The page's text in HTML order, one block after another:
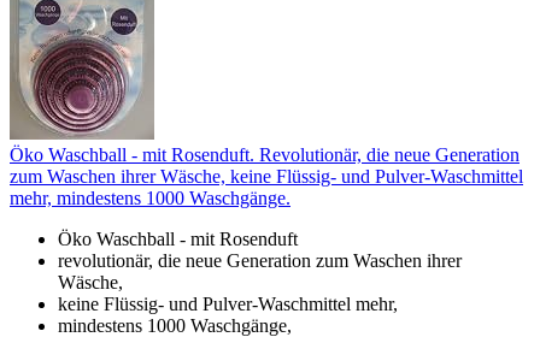
Öko Waschball - mit Rosenduft. Revolutionär, die neue Generation
zum Waschen ihrer Wäsche, keine Flüssig- und Pulver-Waschmittel
mehr, mindestens 1000 Waschgänge.
Öko Waschball - mit Rosenduft
revolutionär, die neue Generation zum Waschen ihrer
Wäsche,
keine Flüssig- und Pulver-Waschmittel mehr,
mindestens 1000 Waschgänge,